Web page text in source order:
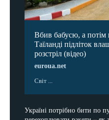
Вбив бабусю, а
Таїланді підліток
розстріл (відео)
euroua.net
Світ ...
Україні потрібно бити по